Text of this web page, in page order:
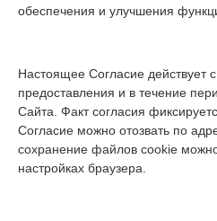
обеспечения и улучшения
Настоящее Согласие действует
предоставления и в течение
Сайта. Факт согласия
Согласие можно отозвать по
сохранение файлов cookie
настройках браузера.